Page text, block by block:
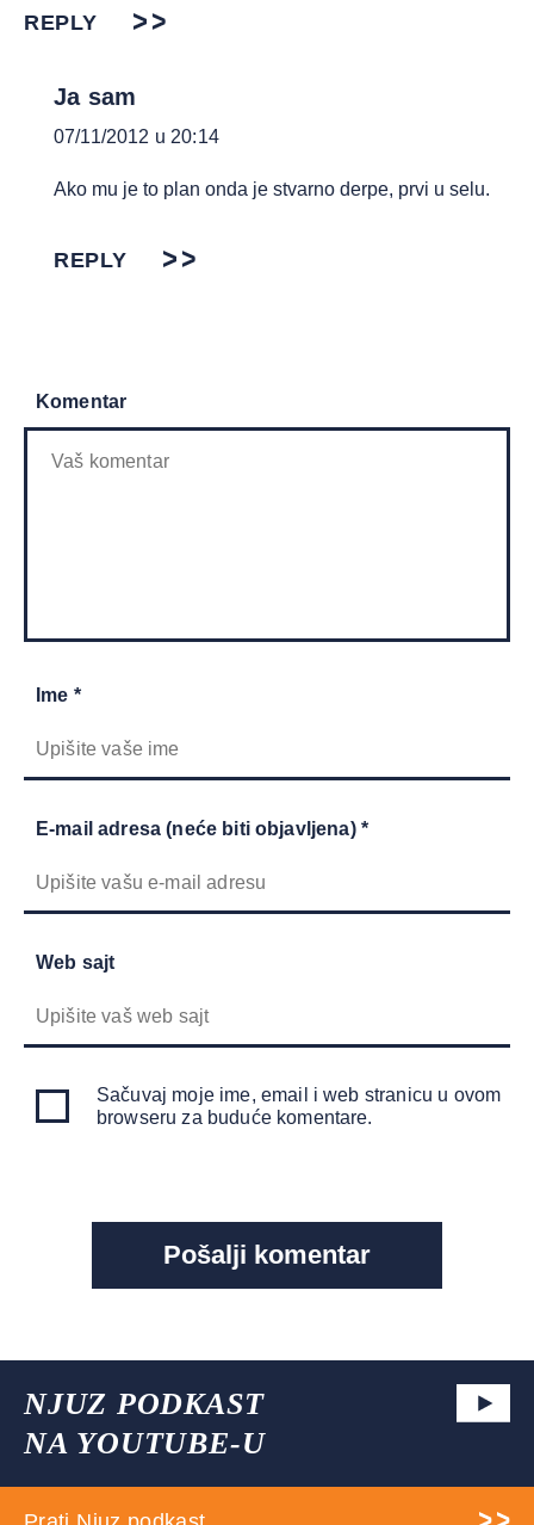
REPLY
Ja sam
07/11/2012 u 20:14
Ako mu je to plan onda je stvarno derpe, prvi u selu.
REPLY
Komentar
Ime *
E-mail adresa (neće biti objavljena) *
Web sajt
Sačuvaj moje ime, email i web stranicu u ovom
browseru za buduće komentare.
NJUZ PODKAST
NA YOUTUBE-U